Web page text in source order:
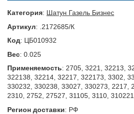
Категория: Шатун Газель Бизнес
Артикул:
.2172685/К
Код: ЦБ010932
Вес: 0.025
Применяемость: 2705, 3221, 32213,
322138, 32214, 32217, 322173, 3302,
330232, 330238, 33027, 330273, 2217,
2310, 2752, 27527, 31105, 3110, 310221
Регион доставки: РФ